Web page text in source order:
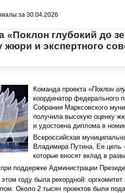
за 30.04.2026
«Поклон глубокий до
и экспертного
Команда проекта «Поклон
координатор федерального
Собрания Марксовского
получила высокую оценку
и удостоена диплома в
Всероссийская
Владимира Путина. Ее цель
которые вносят вклад в
поддержке Администрации
году была рекордной:
Около 2 тысяч проектов были